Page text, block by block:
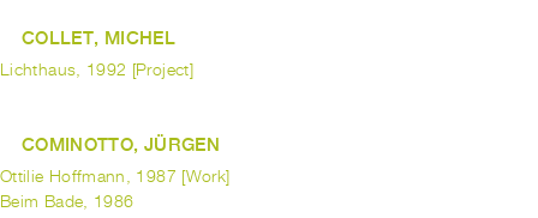
COLLET, MICHEL
Lichthaus, 1992 [Project]
COMINOTTO, JÜRGEN
Ottilie Hoffmann, 1987 [Work]
Beim Bade, 1986